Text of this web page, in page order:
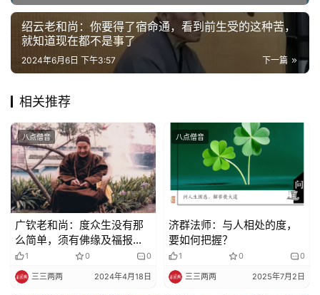
题
公
益
善
佛
教
人
物
寺
院
巡
礼
登录 注册
绍云老和尚：你要得了宿命通，看到前生受的这种苦，
就知道现在都不是事了
下一篇
2024年6月6日 下午3:57
相关推荐
八点僧音
广钦老和尚：度众生没有那
么简单，须有佛缘及福报，
福慧具足时，自然护法菩萨
会拥护
1 0 0
三三两两 2024年4月18日
八点僧音
济群法师：与人相处的度，
要如何把握？
1 0 0
三三两两 2025年7月2日